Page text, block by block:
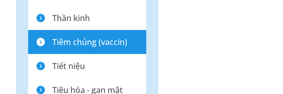
Thần kinh
Tiêm chủng (vaccin)
Tiết niệu
Tiêu hóa - gan mật